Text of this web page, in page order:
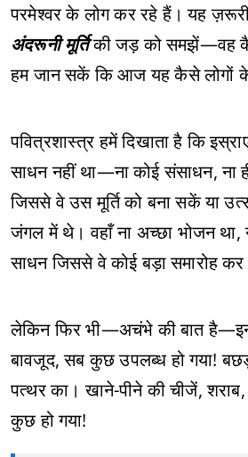
परमेश्वर के लोग कर रहे हैं। यह
अंदरूनी मूर्तिकी जड़ को समझें—वह
हम जान सकें कि आज यह कैसे लोगों के
पवित्रशास्त्र हमें दिखाता है कि
साधन नहीं था—ना कोई संसाधन, ना
जिससे वे उस मूर्ति को बना सकें या
जंगल में थे। वहाँ ना अच्छा भोजन था,
साधन जिससे वे कोई बड़ा समारोह
लेकिन फिर भी—अचंभे की बात
बावजूद, सब कुछ उपलब्ध हो गया!
पत्थर का। खाने-पीने की चीजें,
कुछ हो गया!